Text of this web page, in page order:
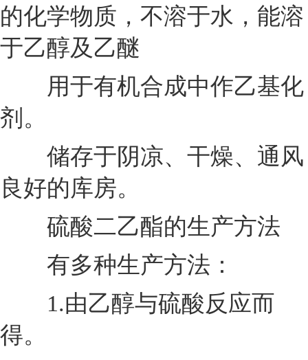
的化学物质，不溶于水，能溶
于乙醇及乙醚
用于有机合成中作乙基化
剂。
储存于阴凉、干燥、通风
良好的库房。
硫酸二乙酯的生产方法
有多种生产方法：
1.由乙醇与硫酸反应而
得。